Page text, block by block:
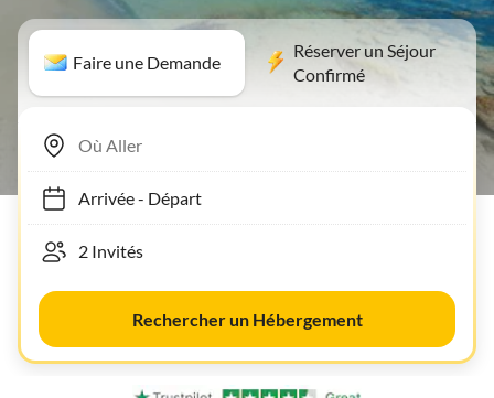
Faire une Demande
Réserver un Séjour
Confirmé
Arrivée- Départ
Rechercher un Hébergement